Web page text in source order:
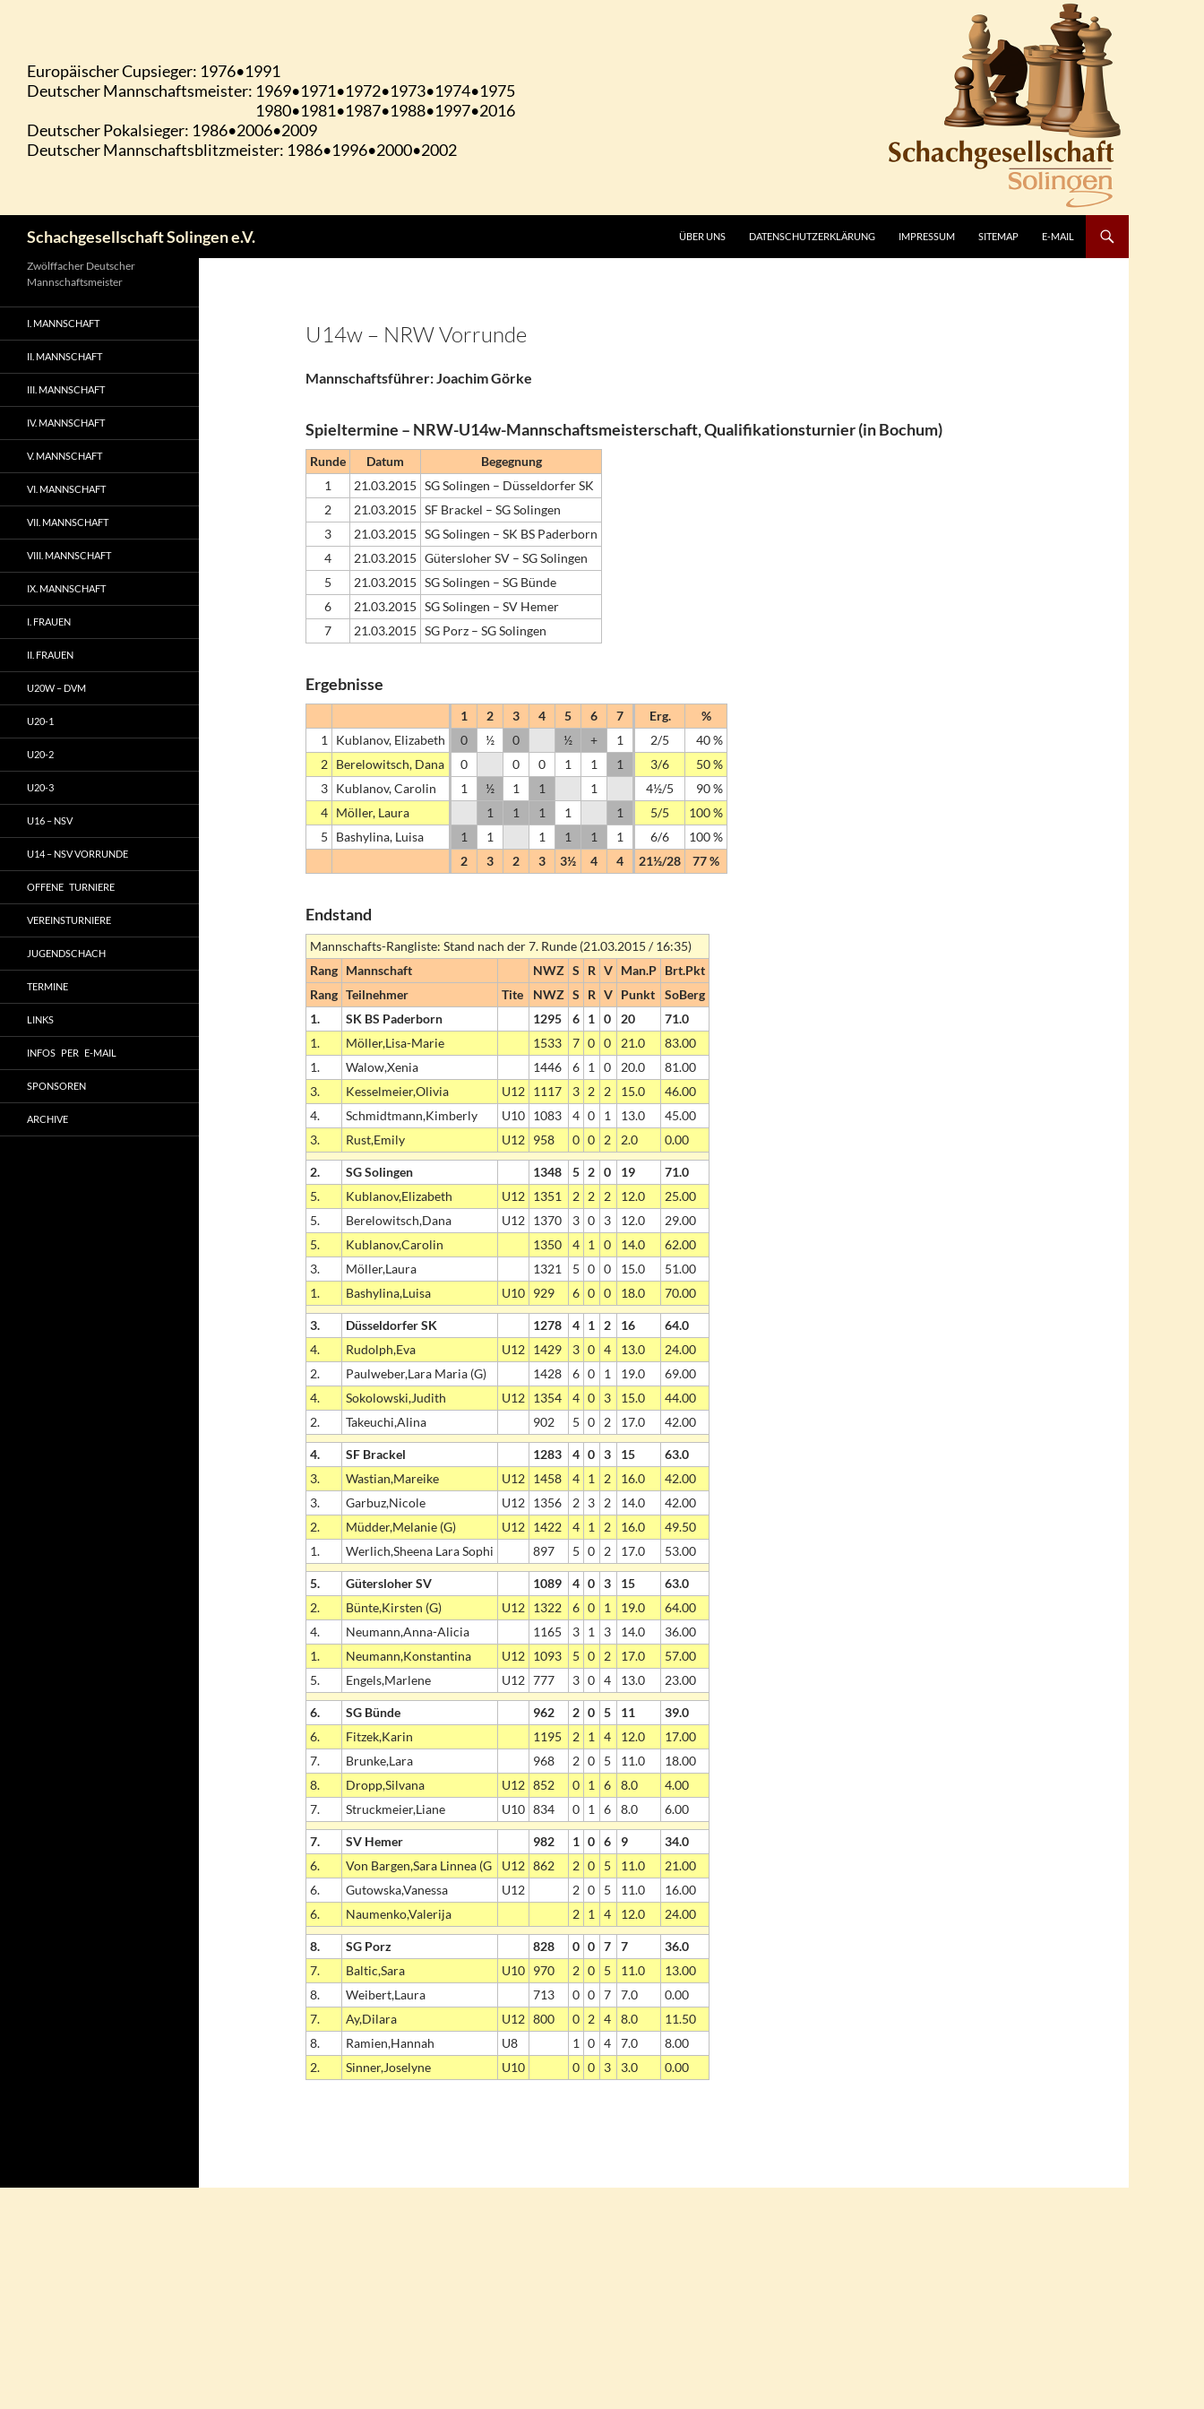
Schachgesellschaft Solingen e.V. ÜBER UNS DATENSCHUTZERKLÄRUNG IMPRESSUM SITEMAP E-MAIL
U14w – NRW Vorrunde
Mannschaftsführer:Joachim Görke
Spieltermine – NRW-U14w-Mannschaftsmeisterschaft, Qualifikationsturnier (in Bochum)
Runde Datum
Begegnung
1
21.03.2015 SG Solingen – Düsseldorfer SK
2
21.03.2015 SF Brackel – SG Solingen
3
21.03.2015 SG Solingen – SK BS Paderborn
4
21.03.2015 Gütersloher SV – SG Solingen
5
21.03.2015 SG Solingen – SG Bünde
6
21.03.2015 SG Solingen – SV Hemer
7
21.03.2015 SG Porz – SG Solingen
Ergebnisse
1 2 3 4 5 6 7 Erg.
%
1
Kublanov, Elizabeth 0 ½ 0 ½ + 1 2/5
40 %
2 Berelowitsch, Dana 0 0 0 1 1 1 3/6
50 %
3 Kublanov, Carolin 1 ½ 1 1 1 4½/5
90 %
4 Möller, Laura 1 1 1 1 1 5/5
100 %
5
Bashylina, Luisa 1 1 1 1 1 1 6/6
100 %
2
3 2 3 3½ 4 4 21½/28 77 %
Endstand
Mannschafts-Rangliste: Stand nach der 7. Runde (21.03.2015 / 16:35)
Rang Mannschaft NWZ S R V Man.P Brt.Pkt
Rang Teilnehmer Tite NWZ S R V Punkt
SoBerg
1.
SK BS Paderborn 1295 6 1 0 20
71.0
1.
Möller,Lisa-Marie 1533 7 0 0 21.0
83.00
1.
Walow,Xenia 1446 6 1 0 20.0
81.00
3.
Kesselmeier,Olivia U12 1117 3 2 2 15.0
46.00
4.
Schmidtmann,Kimberly U10 1083 4 0 1 13.0
45.00
3.
Rust,Emily U12 958 0 0 2 2.0 0.00
2. SG Solingen 1348 5 2 0 19
71.0
5.
Kublanov,Elizabeth U12 1351 2 2 2 12.0
25.00
5.
Berelowitsch,Dana U12 1370 3 0 3 12.0
29.00
5.
Kublanov,Carolin 1350 4 1 0 14.0
62.00
3.
Möller,Laura 1321 5 0 0 15.0
51.00
1.
Bashylina,Luisa U10 929 6 0 0 18.0 70.00
3. Düsseldorfer SK 1278 4 1 2 16
64.0
4.
Rudolph,Eva U12 1429 3 0 4 13.0
24.00
2.
Paulweber,Lara Maria (G) 1428 6 0 1 19.0
69.00
4.
Sokolowski,Judith U12 1354 4 0 3 15.0
44.00
2.
Takeuchi,Alina 902 5 0 2 17.0 42.00
4. SF Brackel 1283 4 0 3 15
63.0
3.
Wastian,Mareike U12 1458 4 1 2 16.0
42.00
3.
Garbuz,Nicole U12 1356 2 3 2 14.0
42.00
2.
Müdder,Melanie (G) U12 1422 4 1 2 16.0
49.50
1.
Werlich,Sheena Lara Sophi 897 5 0 2 17.0 53.00
5. Gütersloher SV 1089 4 0 3 15
63.0
2.
Bünte,Kirsten (G) U12 1322 6 0 1 19.0
64.00
4.
Neumann,Anna-Alicia 1165 3 1 3 14.0
36.00
1.
Neumann,Konstantina U12 1093 5 0 2 17.0
57.00
5.
Engels,Marlene U12 777 3 0 4 13.0 23.00
6. SG Bünde 962 2 0 5 11
39.0
6.
Fitzek,Karin 1195 2 1 4 12.0
17.00
7.
Brunke,Lara 968 2 0 5 11.0
18.00
8.
Dropp,Silvana U12 852 0 1 6 8.0
4.00
7.
Struckmeier,Liane U10 834 0 1 6 8.0 6.00
7. SV Hemer 982 1 0 6 9
34.0
6.
Von Bargen,Sara Linnea (G U12 862 2 0 5 11.0
21.00
6.
Gutowska,Vanessa U12 2 0 5 11.0
16.00
6.
Naumenko,Valerija 2 1 4 12.0 24.00
8. SG Porz 828 0 0 7 7
36.0
7.
Baltic,Sara U10 970 2 0 5 11.0
13.00
8.
Weibert,Laura 713 0 0 7 7.0
0.00
7.
Ay,Dilara U12 800 0 2 4 8.0
11.50
8.
Ramien,Hannah U8 1 0 4 7.0
8.00
2.
Sinner,Joselyne U10 0 0 3 3.0 0.00
Zwölffacher Deutscher
Mannschaftsmeister
I. MANNSCHAFT
II. MANNSCHAFT
III. MANNSCHAFT
IV. MANNSCHAFT
V. MANNSCHAFT
VI. MANNSCHAFT
VII. MANNSCHAFT
VIII. MANNSCHAFT
IX. MANNSCHAFT
I. FRAUEN
II. FRAUEN
U20W – DVM
U20-1
U20-2
U20-3
U16 – NSV
U14 – NSV VORRUNDE
OFFENE TURNIERE
VEREINSTURNIERE
JUGENDSCHACH
TERMINE
LINKS
INFOS PER E-MAIL
SPONSOREN
ARCHIVE